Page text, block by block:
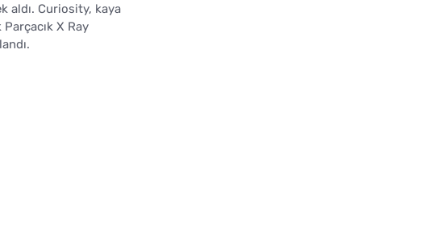
aldı. Curiosity, kaya
X Ray